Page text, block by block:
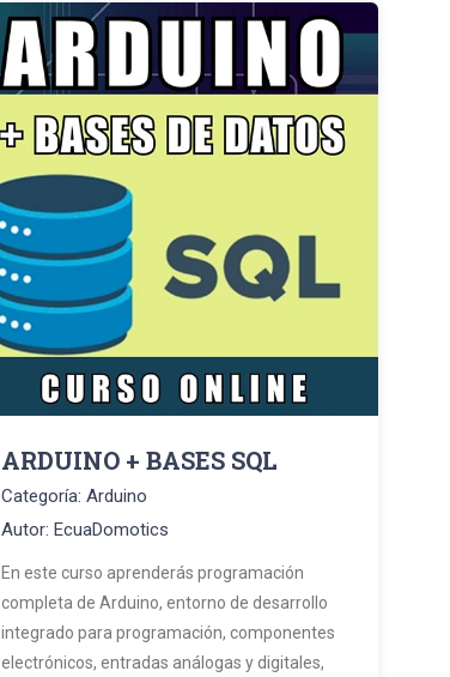
ARDUINO + BASES SQL
Categoría: Arduino
Autor: EcuaDomotics
En este curso aprenderás programación
completa de Arduino, entorno de desarrollo
integrado para programación, componentes
electrónicos, entradas análogas y digitales,